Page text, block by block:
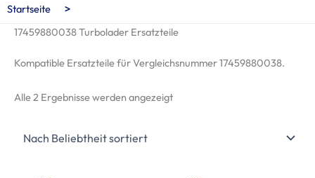
Startseite >
17459880038 Turbolader Ersatzteile
Kompatible Ersatzteile für Vergleichsnummer 17459880038.
Alle 2 Ergebnisse werden angezeigtNach